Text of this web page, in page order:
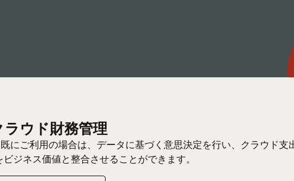
ラウド財務管理
にご利用の場合は、データに基づく意思決定を行い、クラウド支
ジネス価値と整合させることができます。